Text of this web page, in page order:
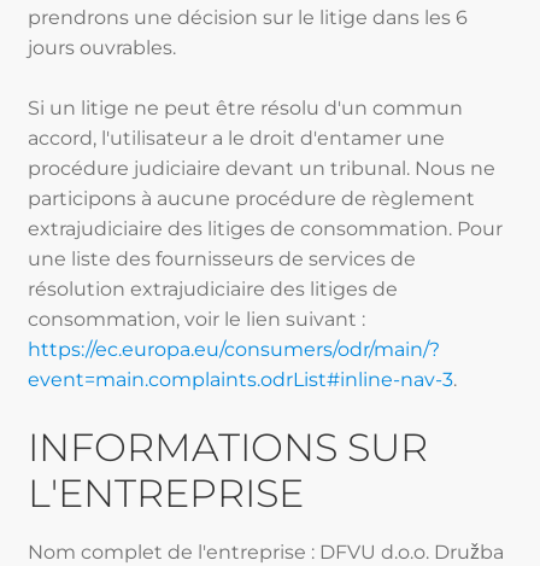
prendrons une décision sur le litige dans les 6
jours ouvrables.
Si un litige ne peut être résolu d'un commun
accord, l'utilisateur a le droit d'entamer une
procédure judiciaire devant un tribunal. Nous ne
participons à aucune procédure de règlement
extrajudiciaire des litiges de consommation. Pour
une liste des fournisseurs de services de
résolution extrajudiciaire des litiges de
consommation, voir le lien suivant :
https://ec.europa.eu/consumers/odr/main/?
event=main.complaints.odrList#inline-nav-3.
INFORMATIONS SUR
L'ENTREPRISE
Nom complet de l'entreprise : DFVU d.o.o. Družba